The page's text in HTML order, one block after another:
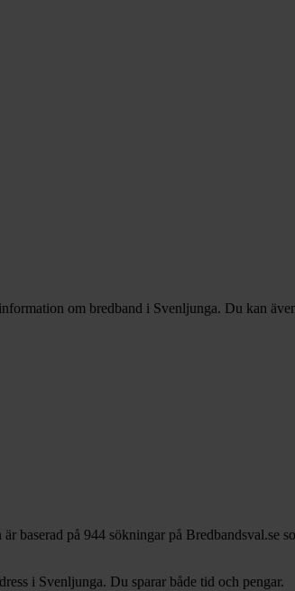
om bredband i Svenljunga. Du kan
på 944 sökningar på Bredbandsval.se
i Svenljunga. Du sparar både tid och pengar.